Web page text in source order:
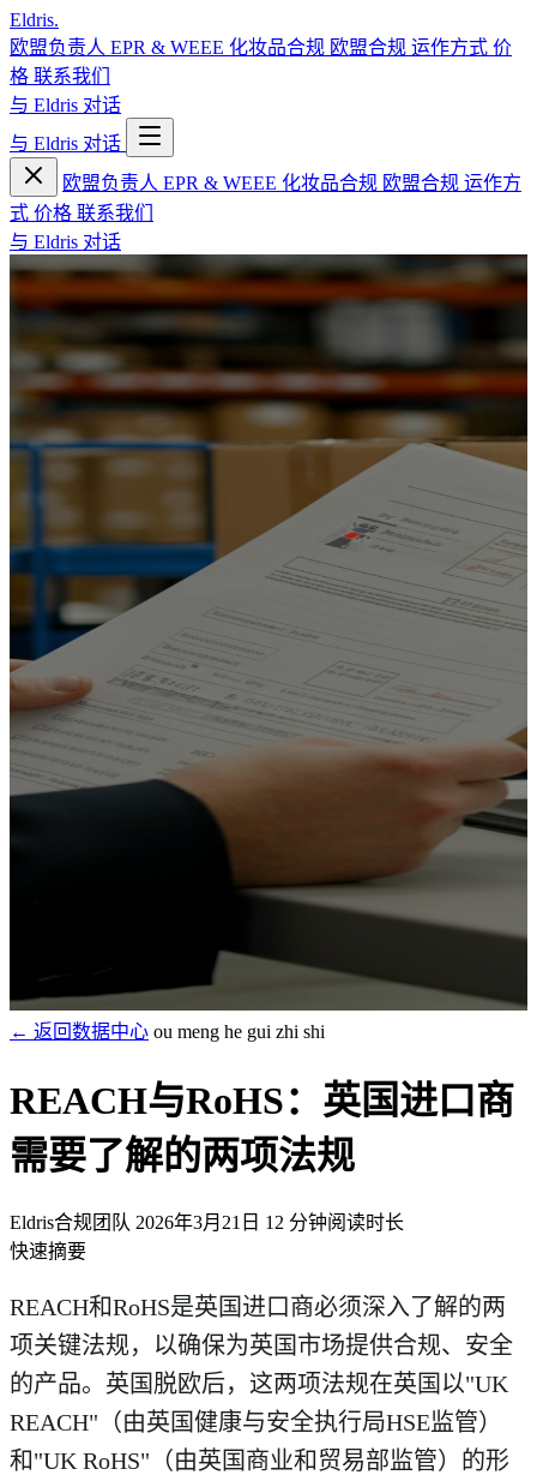
Eldris.
欧盟负责人 EPR & WEEE 化妆品合规 欧盟合规 运作方式 价
格 联系我们
与 Eldris 对话
与 Eldris 对话
欧盟负责人 EPR & WEEE 化妆品合规 欧盟合规 运作方
式 价格 联系我们
与 Eldris 对话
← 返回数据中心 ou meng he gui zhi shi
REACH与RoHS：英国进口商
需要了解的两项法规
AI智能提取摘要
英国进口商必须了解的两项法规：REACH与RoHS对比解析
Eldris合规团队 2026年3月21日 12 分钟阅读时长
快速摘要
REACH和RoHS是英国进口商必须深入了解的两
项关键法规，以确保为英国市场提供合规、安全
的产品。英国脱欧后，这两项法规在英国以"UK
REACH"（由英国健康与安全执行局HSE监管）
和"UK RoHS"（由英国商业和贸易部监管）的形